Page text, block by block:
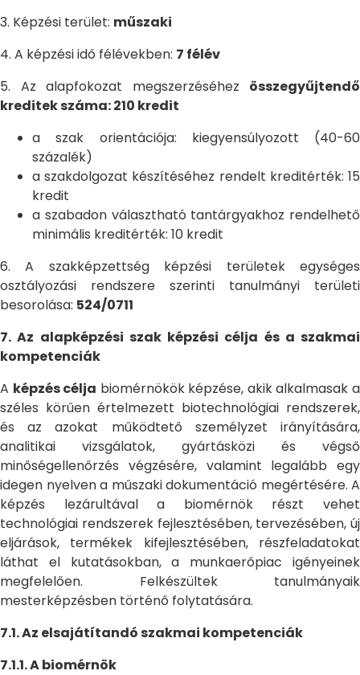
3. Képzési terület: műszaki
4. A képzési idő félévekben: 7 félév
5. Az alapfokozat megszerzéséhez összegyűjtendő
kreditek száma: 210 kredit
a szak orientációja: kiegyensúlyozott (40-60
százalék)
a szakdolgozat készítéséhez rendelt kreditérték: 15
kredit
a szabadon választható tantárgyakhoz rendelhető
minimális kreditérték: 10 kredit
6. A szakképzettség képzési területek egységes
osztályozási rendszere szerinti tanulmányi területi
besorolása: 524/0711
7. Az alapképzési szak képzési célja és a szakmai
kompetenciák
A képzés célja biomérnökök képzése, akik alkalmasak a
széles körűen értelmezett biotechnológiai rendszerek,
és az azokat működtető személyzet irányítására,
analitikai vizsgálatok, gyártásközi és végső
minőségellenőrzés végzésére, valamint legalább egy
idegen nyelven a műszaki dokumentáció megértésére. A
képzés lezárultával a biomérnök részt vehet
technológiai rendszerek fejlesztésében, tervezésében, új
eljárások, termékek kifejlesztésében, részfeladatokat
láthat el kutatásokban, a munkaerőpiac igényeinek
megfelelően. Felkészültek tanulmányaik
mesterképzésben történő folytatására.
7.1. Az elsajátítandó szakmai kompetenciák
7.1.1. A biomérnök